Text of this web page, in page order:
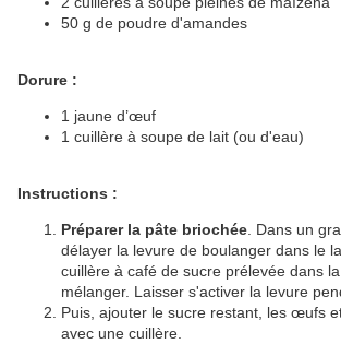
50 g de poudre d'amandes
Dorure :
1 jaune d’œuf
1 cuillère à soupe de lait (ou d'eau)
Instructions :
Préparer la pâte briochée . Dans un
délayer la levure de boulanger dans le
cuillère à café de sucre prélevée dans
mélanger. Laisser s'activer la levure
Puis, ajouter le sucre restant, les œufs
avec une cuillère.